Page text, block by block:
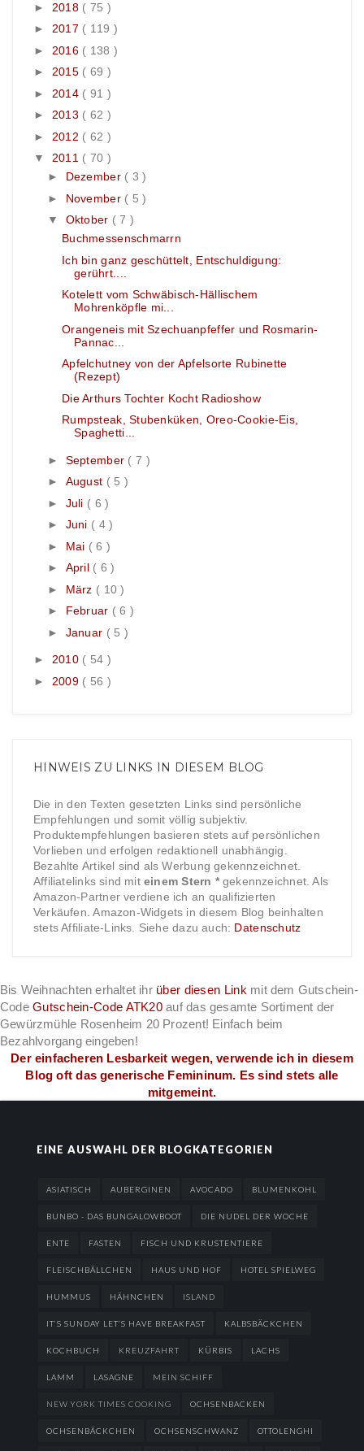
► 2018 ( 75 )
► 2017 ( 119 )
► 2016 ( 138 )
► 2015 ( 69 )
► 2014 ( 91 )
► 2013 ( 62 )
► 2012 ( 62 )
▼ 2011 ( 70 )
► Dezember ( 3 )
► November ( 5 )
▼ Oktober ( 7 )
Buchmessenschmarrn
Ich bin ganz geschüttelt, Entschuldigung:
gerührt....
Kotelett vom Schwäbisch-Hällischem
Mohrenköpfle mi...
Orangeneis mit Szechuanpfeffer und Rosmarin-
Pannac...
Apfelchutney von der Apfelsorte Rubinette
(Rezept)
Die Arthurs Tochter Kocht Radioshow
Rumpsteak, Stubenküken, Oreo-Cookie-Eis,
Spaghetti...
► September ( 7 )
► August ( 5 )
► Juli ( 6 )
► Juni ( 4 )
► Mai ( 6 )
► April ( 6 )
► März ( 10 )
► Februar ( 6 )
► Januar ( 5 )
► 2010 ( 54 )
► 2009 ( 56 )
HINWEIS ZU LINKS IN DIESEM BLOG
Die in den Texten gesetzten Links sind persönliche
Empfehlungen und somit völlig subjektiv.
Produktempfehlungen basieren stets auf persönlichen
Vorlieben und erfolgen redaktionell unabhängig.
Bezahlte Artikel sind als Werbung gekennzeichnet.
Affiliatelinks sind miteinem Stern *gekennzeichnet. Als
Amazon-Partner verdiene ich an qualifizierten
Verkäufen. Amazon-Widgets in diesem Blog beinhalten
stets Affiliate-Links. Siehe dazu auch: Datenschutz
Bis Weihnachten erhaltet ihr über diesen Link mit dem Gutschein-
CodeGutschein-Code ATK20 auf das gesamte Sortiment der
Gewürzmühle Rosenheim 20 Prozent! Einfach beim
Bezahlvorgang eingeben!
Der einfacheren Lesbarkeit wegen, verwende ich in diesem
Blog oft das generische Femininum. Es sind stets alle
mitgemeint.
EINE AUSWAHL DER BLOGKATEGORIEN
ASIATISCH AUBERGINEN AVOCADO BLUMENKOHL
BUNBO - DAS BUNGALOWBOOT DIE NUDEL DER WOCHE
ENTE FASTEN FISCH UND KRUSTENTIERE
FLEISCHBÄLLCHEN HAUS UND HOF HOTEL SPIELWEG
HUMMUS HÄHNCHEN ISLAND
IT’S SUNDAY LET’S HAVE BREAKFAST KALBSBÄCKCHEN
KOCHBUCH KREUZFAHRT KÜRBIS LACHS
LAMM LASAGNE MEIN SCHIFF
NEW YORK TIMES COOKING OCHSENBACKEN
OCHSENBÄCKCHEN OCHSENSCHWANZ OTTOLENGHI